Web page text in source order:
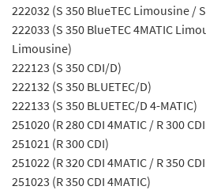
222032 (S 350 BlueTEC Limousine /
222033 (S 350 BlueTEC 4MATIC
Limousine)
222123 (S 350 CDI/D)
222132 (S 350 BLUETEC/D)
222133 (S 350 BLUETEC/D 4-MATIC)
251020 (R 280 CDI 4MATIC / R 300
251021 (R 300 CDI)
251022 (R 320 CDI 4MATIC / R 350
251023 (R 350 CDI 4MATIC)